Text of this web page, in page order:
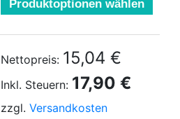
Produktoptionen wählen
Nettopreis: 15,04 €
Inkl. Steuern: 17,90 €
zzgl. Versandkosten